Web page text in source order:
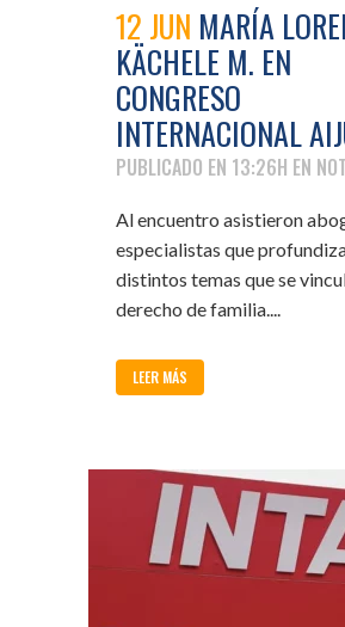
12 JUN MARÍA
KÄCHELE M. EN
CONGRESO
INTERNACIONAL
PUBLICADO EN 13:26H EN
Al encuentro asistieron
especialistas que
distintos temas que se
derecho de familia....
LEER MÁS